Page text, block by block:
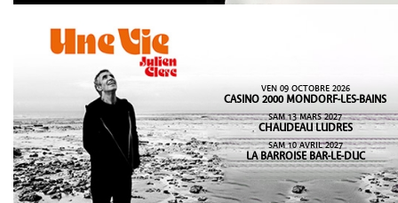
VEN 09 OCTOBRE 2026
CASINO 2000 MONDORF-LES-BAINS
SAM 13 MARS 2027
CHAUDEAU LUDRES
SAM 10 AVRIL 2027
LA BARROISE BAR-LE-DUC